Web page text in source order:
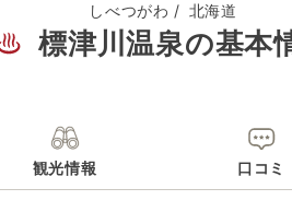
しべつがわ 北海道
標津川温泉の基本
観光情報 口コミ